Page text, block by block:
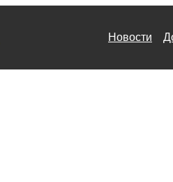
Новости